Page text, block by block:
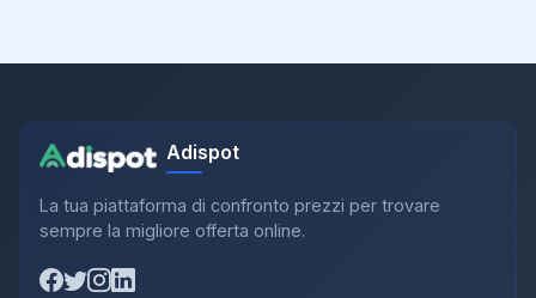
Adispot
La tua piattaforma di confronto prezzi per trovare
sempre la migliore offerta online.